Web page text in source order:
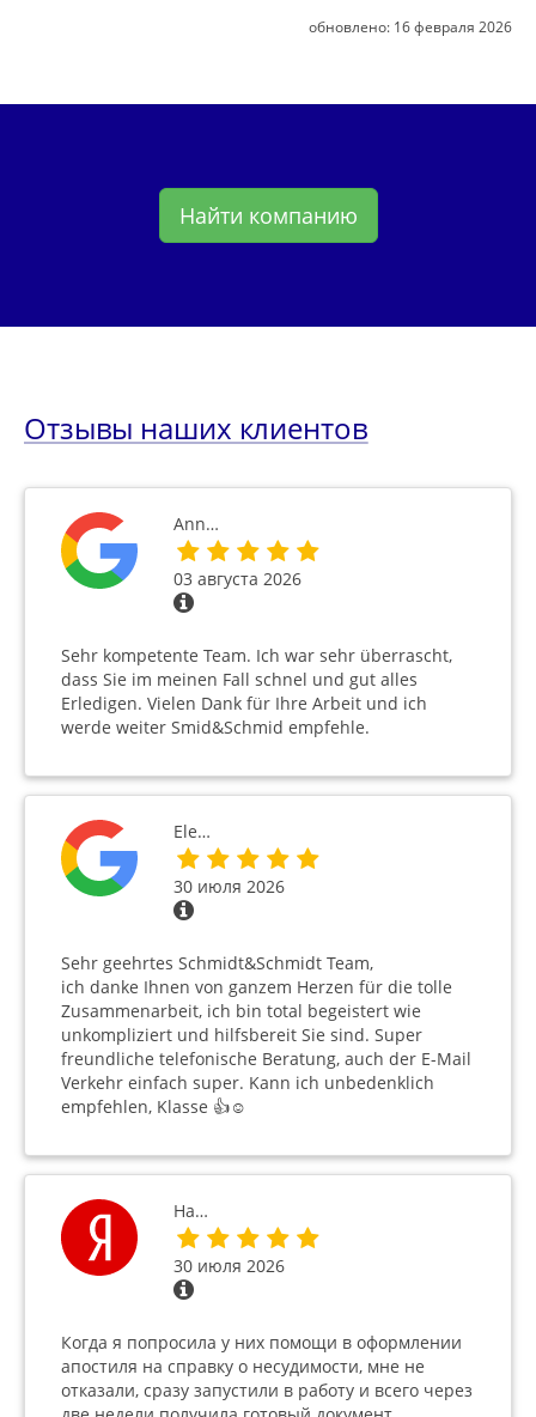
обновлено: 16 февраля 2026
Найти компанию
Отзывы наших клиентов
Ann…
03 августа 2026
Sehr kompetente Team. Ich war sehr überrascht,
dass Sie im meinen Fall schnel und gut alles
Erledigen. Vielen Dank für Ihre Arbeit und ich
werde weiter Smid&Schmid empfehle.
Ele…
30 июля 2026
Sehr geehrtes Schmidt&Schmidt Team,
ich danke Ihnen von ganzem Herzen für die tolle
Zusammenarbeit, ich bin total begeistert wie
unkompliziert und hilfsbereit Sie sind. Super
freundliche telefonische Beratung, auch der E-Mail
Verkehr einfach super. Kann ich unbedenklich
empfehlen, Klasse 👍☺️
На…
30 июля 2026
Когда я попросила у них помощи в оформлении
апостиля на справку о несудимости, мне не
отказали, сразу запустили в работу и всего через